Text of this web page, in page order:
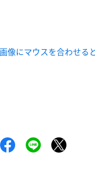
画像にマウスを合わせる
※新規会員登録をお申し込み